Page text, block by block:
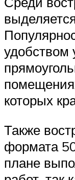
удобством
которых
Также
формата
плане